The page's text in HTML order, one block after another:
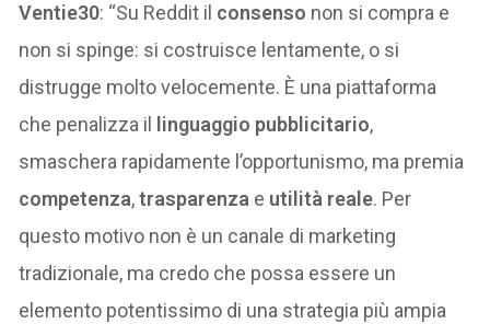
Ventie30: “Su Reddit il consenso non si compra e
non si spinge: si costruisce lentamente, o si
distrugge molto velocemente. È una piattaforma
che penalizza il
linguaggio pubblicitario,
smaschera rapidamente l’opportunismo, ma premia
competenza,trasparenza e utilità reale. Per
questo motivo non è un canale di marketing
tradizionale, ma credo che possa essere un
elemento potentissimo di una strategia più ampia